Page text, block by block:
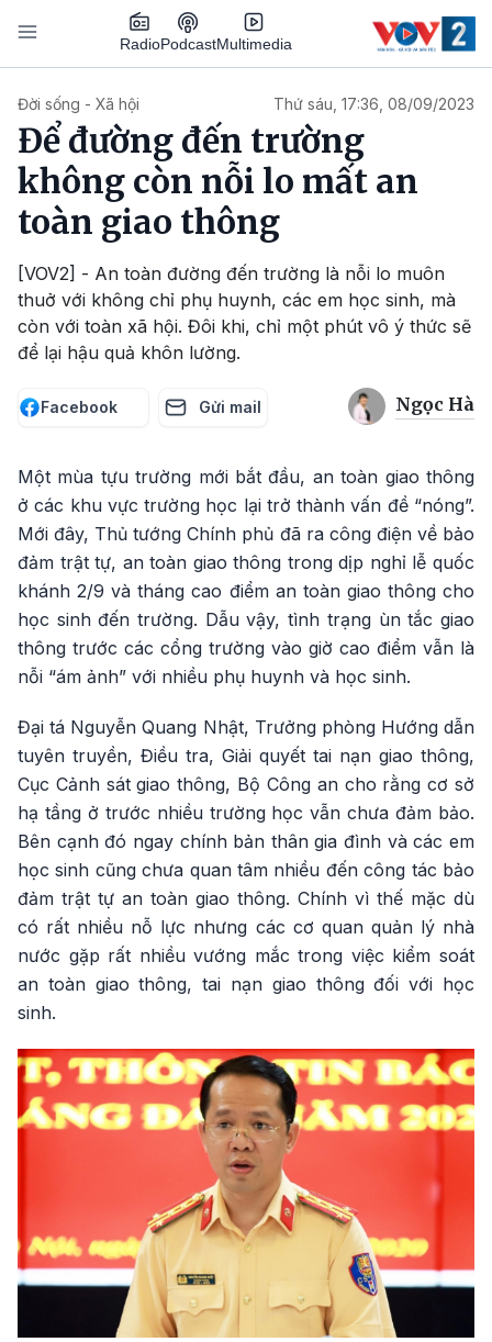
Nhảy đến nội dung
RadioPodcastMultimedia
Đời sống - Xã hội Thứ sáu, 17:36, 08/09/2023
Để đường đến trường
không còn nỗi lo mất an
toàn giao thông
[VOV2] - An toàn đường đến trường là nỗi lo muôn
thuở với không chỉ phụ huynh, các em học sinh, mà
còn với toàn xã hội. Đôi khi, chỉ một phút vô ý thức sẽ
để lại hậu quả khôn lường.
Facebook Gửi mail Ngọc Hà
Một mùa tựu trường mới bắt đầu, an toàn giao thông
ở các khu vực trường học lại trở thành vấn đề “nóng”.
Mới đây, Thủ tướng Chính phủ đã ra công điện về bảo
đảm trật tự, an toàn giao thông trong dịp nghỉ lễ quốc
khánh 2/9 và tháng cao điểm an toàn giao thông cho
học sinh đến trường. Dẫu vậy, tình trạng ùn tắc giao
thông trước các cổng trường vào giờ cao điểm vẫn là
nỗi “ám ảnh” với nhiều phụ huynh và học sinh.
Đại tá Nguyễn Quang Nhật, Trưởng phòng Hướng dẫn
tuyên truyền, Điều tra, Giải quyết tai nạn giao thông,
Cục Cảnh sát giao thông, Bộ Công an cho rằng cơ sở
hạ tầng ở trước nhiều trường học vẫn chưa đảm bảo.
Bên cạnh đó ngay chính bản thân gia đình và các em
học sinh cũng chưa quan tâm nhiều đến công tác bảo
đảm trật tự an toàn giao thông. Chính vì thế mặc dù
có rất nhiều nỗ lực nhưng các cơ quan quản lý nhà
nước gặp rất nhiều vướng mắc trong việc kiểm soát
an toàn giao thông, tai nạn giao thông đối với học
sinh.